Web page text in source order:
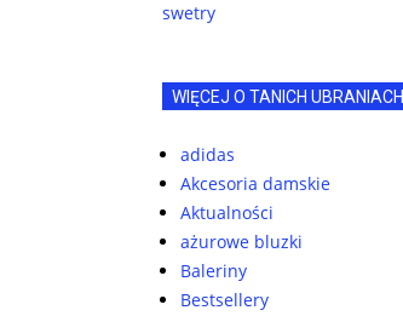
swetry
WIĘCEJ O TANICH UBRANIACH
adidas
Akcesoria damskie
Aktualności
ażurowe bluzki
Baleriny
Bestsellery